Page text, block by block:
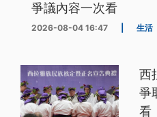
爭議內容一次看
2026-08-04 16:47 生活
西
爭
看